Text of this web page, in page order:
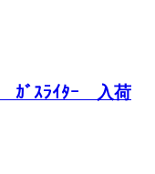
ｶﾞｽﾗｲﾀｰ 入荷